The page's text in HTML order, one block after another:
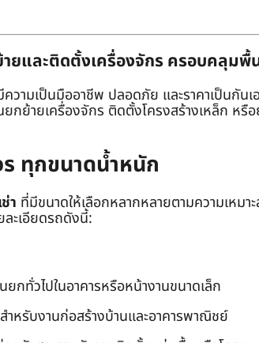
ยและติดตั้งเครื่องจักร ครอบคลุม
วามเป็นมืออาชีพ ปลอดภัย และราคาเป็นกันเ
ยกย้ายเครื่องจักร ติดตั้งโครงสร้างเหล็ก
ร ทุกขนาดน้ำหนัก
า ที่มีขนาดให้เลือกหลากหลายตามความเหม
ะเอียดรถดังนี้:
ยกทั่วไปในอาคารหรือหน้างานขนาดเล็ก
หรับงานก่อสร้างบ้านและอาคารพาณิชย์